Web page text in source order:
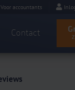
Voor accountants
Contact